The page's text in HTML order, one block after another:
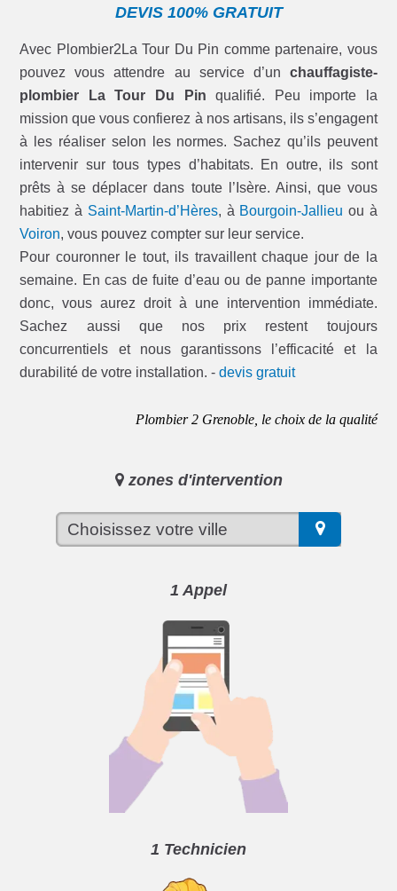
DEVIS 100% GRATUIT
Avec Plombier2La Tour Du Pin comme partenaire, vous
pouvez vous attendre au service d’un chauffagiste-
plombier La Tour Du Pin qualifié. Peu importe la
mission que vous confierez à nos artisans, ils s’engagent
à les réaliser selon les normes. Sachez qu’ils peuvent
intervenir sur tous types d’habitats. En outre, ils sont
prêts à se déplacer dans toute l’Isère. Ainsi, que vous
habitiez à Saint-Martin-d’Hères, à Bourgoin-Jallieu ou à
Voiron, vous pouvez compter sur leur service.
Pour couronner le tout, ils travaillent chaque jour de la
semaine. En cas de fuite d’eau ou de panne importante
donc, vous aurez droit à une intervention immédiate.
Sachez aussi que nos prix restent toujours
concurrentiels et nous garantissons l’efficacité et la
durabilité de votre installation. -devis gratuit
Plombier 2 Grenoble, le choix de la qualité
zones d'intervention
1 Appel
1 Technicien